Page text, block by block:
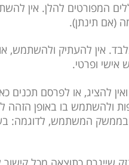
המפורטים להלן. אין
(אם תינתן).
בלבד. אין להעתיק
אישי ופרטי.
להציג, או לפרסם תכנים
ולהשתמש בו באופן הזהה
בממשק המשתמש, לדוגמה: